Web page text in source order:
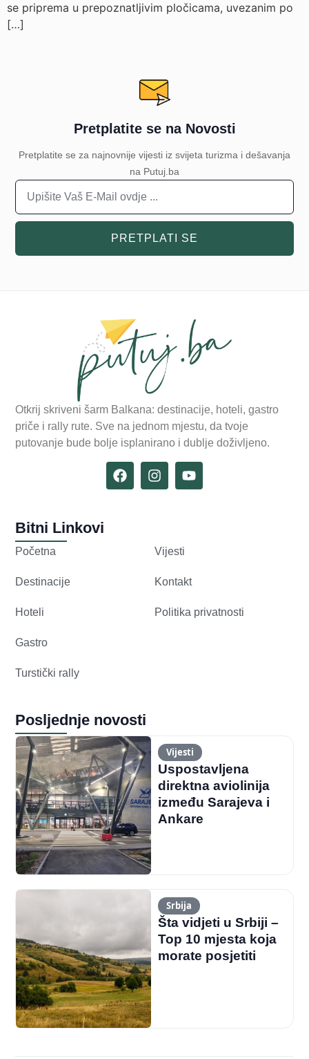
se priprema u prepoznatljivim pločicama, uvezanim po
[…]
Pretplatite se na Novosti
Pretplatite se za najnovnije vijesti iz svijeta turizma i dešavanja
na Putuj.ba
PRETPLATI SE
Otkrij skriveni šarm Balkana: destinacije, hoteli, gastro
priče i rally rute. Sve na jednom mjestu, da tvoje
putovanje bude bolje isplanirano i dublje doživljeno.
Bitni Linkovi
Početna
Destinacije
Hoteli
Gastro
Turstički rally
Vijesti
Kontakt
Politika privatnosti
Posljednje novosti
Vijesti
Uspostavljena
direktna aviolinija
između Sarajeva i
Ankare
Srbija
Šta vidjeti u Srbiji –
Top 10 mjesta koja
morate posjetiti